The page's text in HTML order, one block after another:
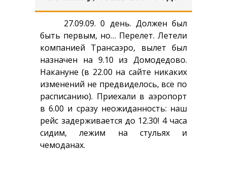
Усадьба Брюса в Лосино-Петровском Монино или Глинки сегодня
Доходный дом Миансаровой с изразцами - шедевр московской архитектуры
Храм Живоначальной Троицы в Листах на Сретенке (метро Сухаревская)
27.09.09. 0 день. Должен был
быть первым, но… Перелет. Летели
компанией Трансаэро, вылет был
назначен на 9.10 из Домодедово.
Накануне (в 22.00 на сайте никаких
изменений не предвиделось, все по
расписанию). Приехали в аэропорт
в 6.00 и сразу неожиданность: наш
рейс задерживается до 12.30! 4 часа
сидим, лежим на стульях и
чемоданах.